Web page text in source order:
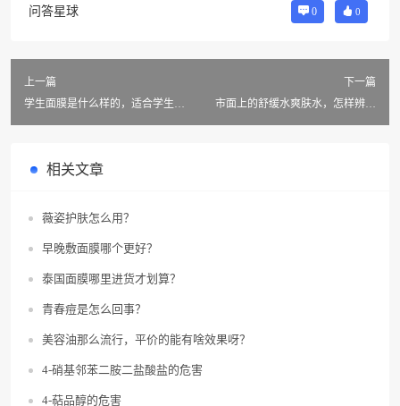
问答星球 0 0
上一篇
学生面膜是什么样的，适合学生用
下一篇
市面上的舒缓水爽肤水，怎样辨别
相关文章
薇姿护肤怎么用？
早晚敷面膜哪个更好？
泰国面膜哪里进货才划算？
青春痘是怎么回事？
美容油那么流行，平价的能有啥效果呀？
4-硝基邻苯二胺二盐酸盐的危害
4-萜品醇的危害